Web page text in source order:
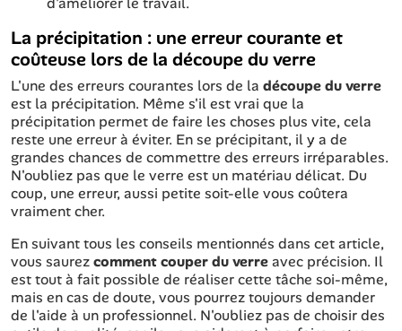
La précipitation : une erreur courante et
coûteuse lors de la découpe du verre
L'une des erreurs courantes lors de la découpe du verre
est la précipitation. Même s'il est vrai que la
précipitation permet de faire les choses plus vite, cela
reste une erreur à éviter. En se précipitant, il y a de
grandes chances de commettre des erreurs irréparables.
N'oubliez pas que le verre est un matériau délicat. Du
coup, une erreur, aussi petite soit-elle vous coûtera
vraiment cher.
En suivant tous les conseils mentionnés dans cet article,
vous saurezcomment couper du verreavec précision. Il
est tout à fait possible de réaliser cette tâche soi-même,
mais en cas de doute, vous pourrez toujours demander
de l'aide à un professionnel. N'oubliez pas de choisir des